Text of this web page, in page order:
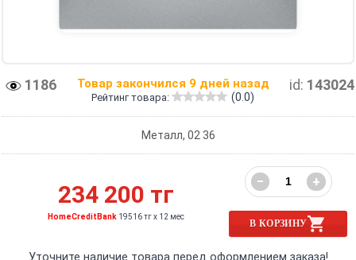
1186 id: 143024
Товар закончился 9 дней назад
Рейтинг товара: (0.0)
Металл, 02 36
234 200 тг
HomeCreditBank 19516 тг x 12 мес
− +
В КОРЗИНУ
Уточните наличие товара перед оформлением заказа!